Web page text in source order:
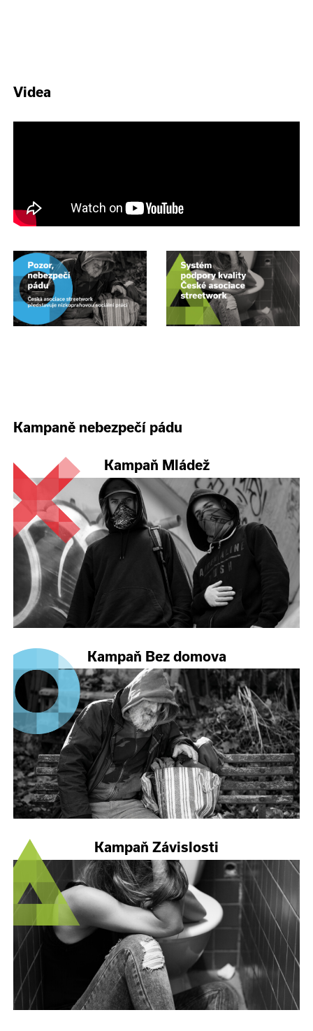
Videa
Kampaně nebezpečí pádu
Kampaň Mládež
Kampaň Bez domova
Kampaň Závislosti